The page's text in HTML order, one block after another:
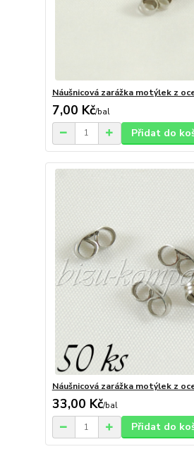
Náušnicová zarážka motýlek z
7,00 Kč/bal
Přidat do
Náušnicová zarážka motýlek z
33,00 Kč/bal
Přidat do